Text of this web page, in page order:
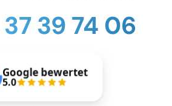
NEWS
37 39 74 06
Google bewertet
5.0